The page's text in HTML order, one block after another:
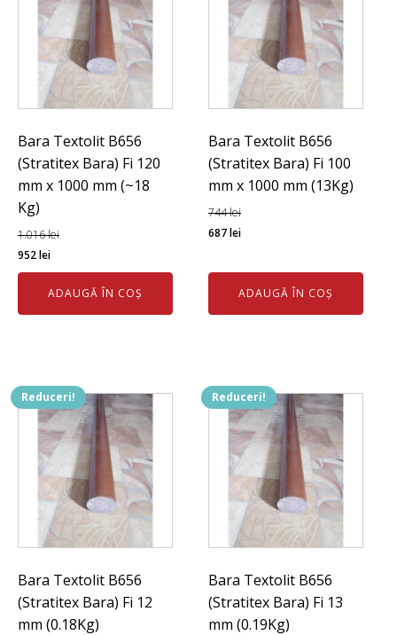
Bara Textolit B656
(Stratitex Bara) Fi 120
mm x 1000 mm (~18
Kg)
1.016lei
Prețul
inițial
fost:
952leiPrețul
curent
este:
952 lei.
ADAUGĂ ÎN COȘ
Bara Textolit B656
(Stratitex Bara) Fi 100
mm x 1000 mm (13Kg)
744lei
Prețul
a
fost:
744 lei.
687leiPrețul
este:
687 lei.
ADAUGĂ ÎN COȘ
Reduceri!
Bara Textolit B656
(Stratitex Bara) Fi 12
mm (0.18Kg)
Reduceri!
Bara Textolit B656
(Stratitex Bara) Fi 13
mm (0.19Kg)